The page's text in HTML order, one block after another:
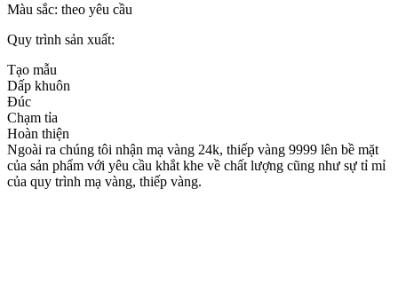
Màu sắc: theo yêu cầu
Quy trình sản xuất:
Tạo mẫu
Dấp khuôn
Đúc
Chạm tỉa
Hoàn thiện
Ngoài ra chúng tôi nhận mạ vàng 24k, thiếp vàng 9999 lên bề mặt
của sản phẩm với yêu cầu khắt khe về chất lượng cũng như sự tỉ mỉ
của quy trình mạ vàng, thiếp vàng.